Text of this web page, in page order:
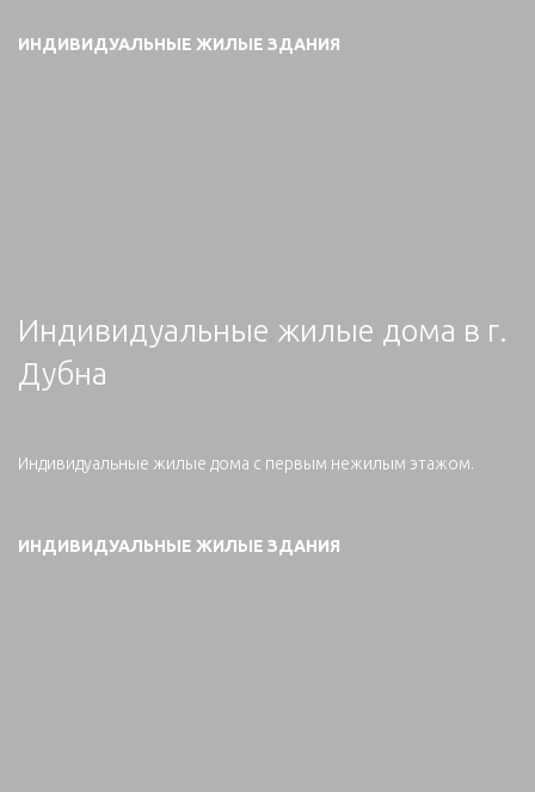
ИНДИВИДУАЛЬНЫЕ ЖИЛЫЕ ЗДАНИЯ
Индивидуальные жилые дома в г.
Дубна
Индивидуальные жилые дома с первым нежилым этажом.
ИНДИВИДУАЛЬНЫЕ ЖИЛЫЕ ЗДАНИЯ